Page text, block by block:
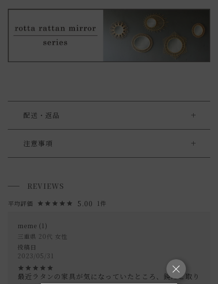
配送・返品
送料について
小型商品は、11,000円(税込)以上のお買い上げで
注意事項
また、小さな黒ずみや割け目・継ぎ目がある場合がございま
す。予めご了承ください。
《取扱上の注意》
・このミラーはインテリアとして使う事を想定しておりま
す。
・破損の原因となりますので、強い衝撃を与えないでくださ
REVIEWS
5.00
1
meme
1
三重県 20代 女性
投稿日
2023/05/31
最近ラタンの家具が気になっていたところ、鏡だと取り